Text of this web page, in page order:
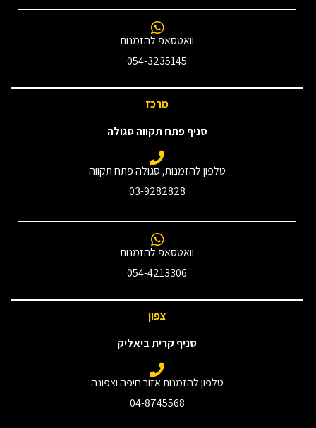
וואטסאפ להזמנות
054-3235145‎
מרכז
סניף פתח תקווה סגולה
טלפון להזמנות, סגולה פתח תקווה
03-9282828
וואטסאפ להזמנות
054-4213306
צפון
סניף קרית ביאליק
טלפון להזמנות אזור חיפה וצפונה
04-8745568